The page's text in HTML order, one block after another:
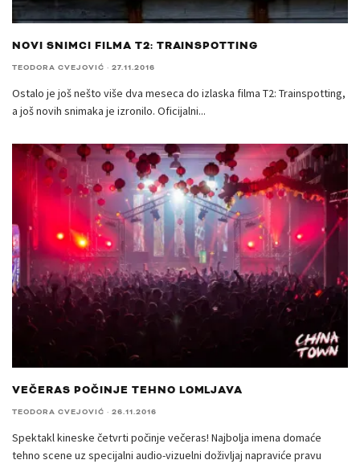
NOVI SNIMCI FILMA T2: TRAINSPOTTING
TEODORA CVEJOVIĆ · 27.11.2016
Ostalo je još nešto više dva meseca do izlaska filma T2: Trainspotting,
a još novih snimaka je izronilo. Oficijalni...
VEČERAS POČINJE TEHNO LOMLJAVA
TEODORA CVEJOVIĆ · 26.11.2016
Spektakl kineske četvrti počinje večeras! Najbolja imena domaće
tehno scene uz specijalni audio-vizuelni doživljaj napraviće pravu